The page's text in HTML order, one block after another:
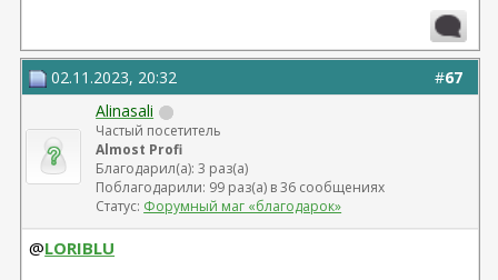
#67
02.11.2023, 20:32
Alinasali
Частый посетитель
Almost Profi
Благодарил(а): 3 раз(а)
Поблагодарили: 99 раз(а) в 36 сообщениях
Статус: Форумный маг «благодарок»
@LORIBLU